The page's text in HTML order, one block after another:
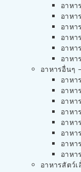
อาหา
อาหา
อาหา
อาหา
อาหา
อาหา
อาหารอื่นๆ
อาหา
อาหา
อาหา
อาหา
อาหา
อาหา
อาหา
อาหา
อาหารสัตว์